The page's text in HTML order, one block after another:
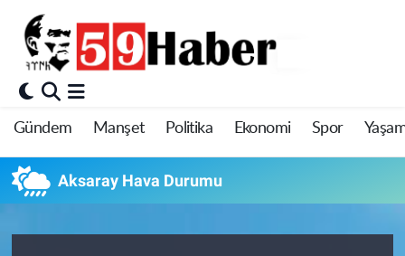
Gündem Manşet Politika Ekonomi Spor
Aksaray Hava Durumu